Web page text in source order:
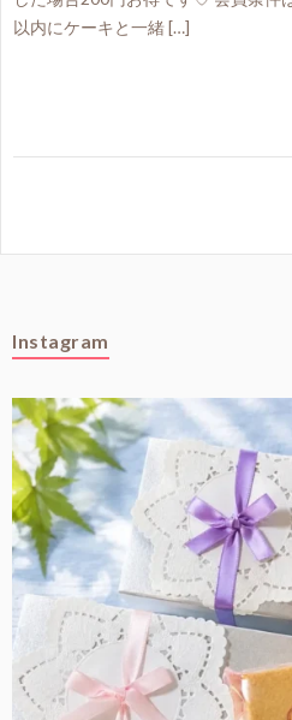
以内にケーキと一緒 […]
Instagram